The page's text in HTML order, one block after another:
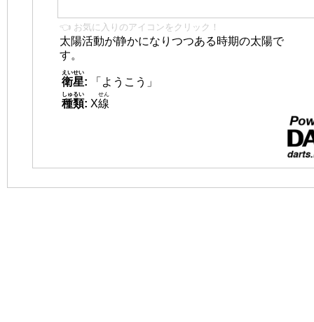
👈 お気に入りのアイコンをクリック！
太陽活動が静かになりつつある時期の太陽で
す。
衛星
えいせい
:
「ようこう」
種類
しゅるい
: X線
せん